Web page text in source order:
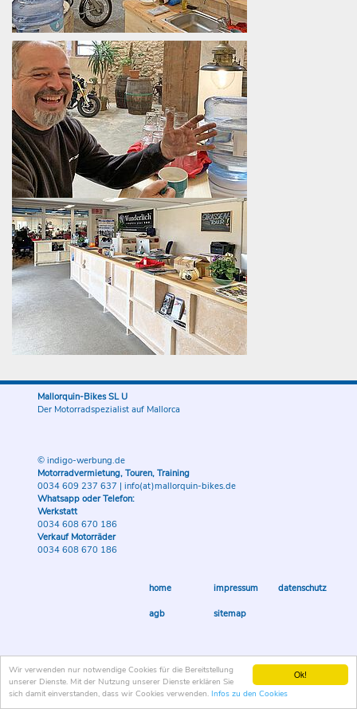
Ok!
Wir verwenden nur notwendige Cookies für die Bereitstellung
unserer Dienste. Mit der Nutzung unserer Dienste erklären Sie
sich damit einverstanden, dass wir Cookies verwenden. Infos zu den Cookies
Mallorquin-Bikes SL U
Der Motorradspezialist auf Mallorca
© indigo-werbung.de
Motorradvermietung, Touren, Training
0034 609 237 637 | info(at)mallorquin-bikes.de
Whatsapp oder Telefon:
Werkstatt
0034 608 670 186
Verkauf Motorräder
0034 608 670 186
home impressum datenschutz
agb sitemap